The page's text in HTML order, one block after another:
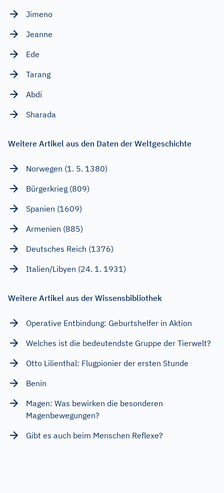
Jimeno
Jeanne
Ede
Tarang
Abdi
Sharada
Weitere Artikel aus den Daten der Weltgeschichte
Norwegen (1. 5. 1380)
Bürgerkrieg (809)
Spanien (1609)
Armenien (885)
Deutsches Reich (1376)
Italien/Libyen (24. 1. 1931)
Weitere Artikel aus der Wissensbibliothek
Operative Entbindung: Geburtshelfer in Aktion
Welches ist die bedeutendste Gruppe der Tierwelt?
Otto Lilienthal: Flugpionier der ersten Stunde
Benin
Magen: Was bewirken die besonderen
Magenbewegungen?
Gibt es auch beim Menschen Reflexe?